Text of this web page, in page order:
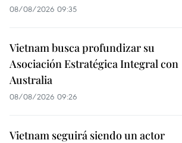
08/08/2026 09:35
Vietnam busca profundizar su
Asociación Estratégica Integral con
Australia
08/08/2026 09:26
Vietnam seguirá siendo un actor